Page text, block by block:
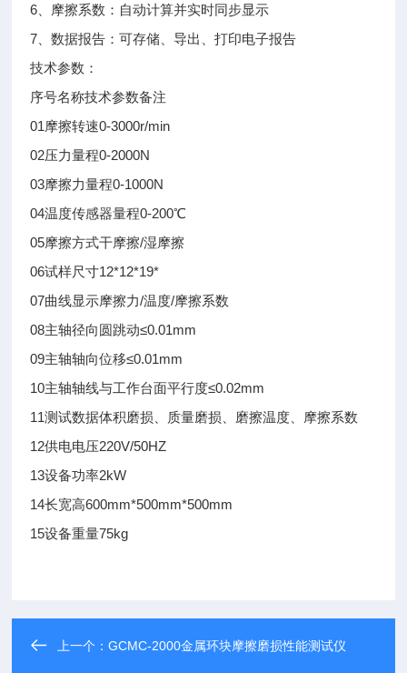
6、摩擦系数：自动计算并实时同步显示
7、数据报告：可存储、导出、打印电子报告
技术参数：
序号名称技术参数备注
01摩擦转速0-3000r/min
02压力量程0-2000N
03摩擦力量程0-1000N
04温度传感器量程0-200℃
05摩擦方式干摩擦/湿摩擦
06试样尺寸12*12*19*
07曲线显示摩擦力/温度/摩擦系数
08主轴径向圆跳动≤0.01mm
09主轴轴向位移≤0.01mm
10主轴轴线与工作台面平行度≤0.02mm
11测试数据体积磨损、质量磨损、磨擦温度、摩擦系数
12供电电压220V/50HZ
13设备功率2kW
14长宽高600mm*500mm*500mm
15设备重量75kg
上一个：GCMC-2000金属环块摩擦磨损性能测试仪